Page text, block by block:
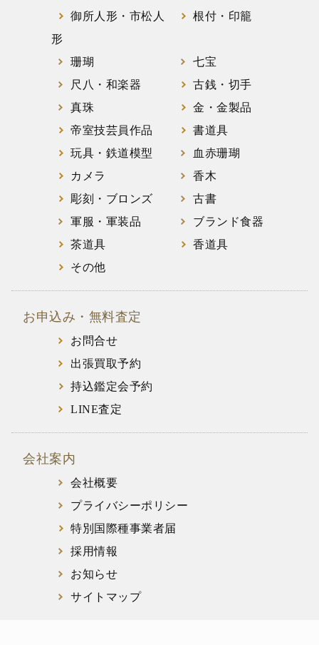
御所人形・市松人
形
根付・印籠
珊瑚
七宝
尺八・和楽器
古銭・切手
真珠
金・金製品
帝室技芸員作品
書道具
玩具・鉄道模型
血赤珊瑚
カメラ
香木
彫刻・ブロンズ
古書
軍服・軍装品
ブランド食器
茶道具
香道具
その他
お申込み・無料査定
お問合せ
出張買取予約
持込鑑定会予約
LINE査定
会社案内
会社概要
プライバシーポリシー
特別国際種事業者届
採用情報
お知らせ
サイトマップ